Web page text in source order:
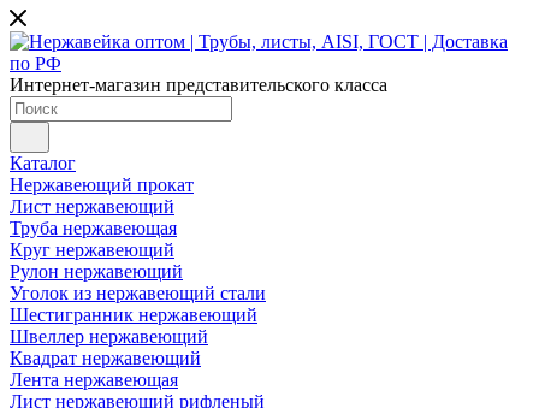
Интернет-магазин представительского класса
Каталог
Нержавеющий прокат
Лист нержавеющий
Труба нержавеющая
Круг нержавеющий
Рулон нержавеющий
Уголок из нержавеющий стали
Шестигранник нержавеющий
Швеллер нержавеющий
Квадрат нержавеющий
Лента нержавеющая
Лист нержавеющий рифленый